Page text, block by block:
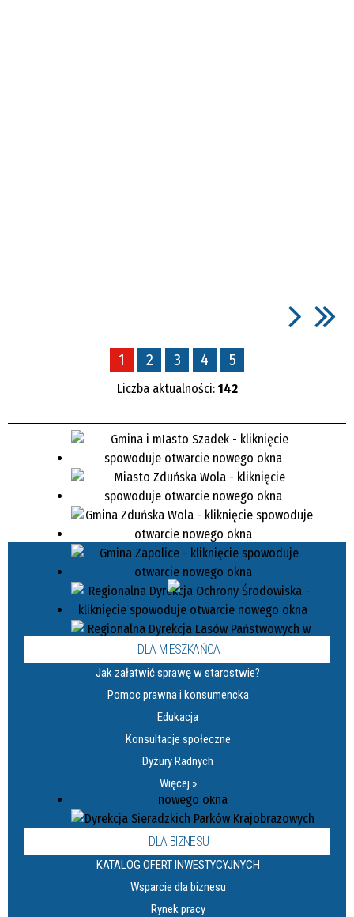
1 2 3 4 5
Liczba aktualności: 142
DLA MIESZKAŃCA
Jak załatwić sprawę w starostwie?
Pomoc prawna i konsumencka
Edukacja
Konsultacje społeczne
Dyżury Radnych
Więcej »
DLA BIZNESU
KATALOG OFERT INWESTYCYJNYCH
Wsparcie dla biznesu
Rynek pracy